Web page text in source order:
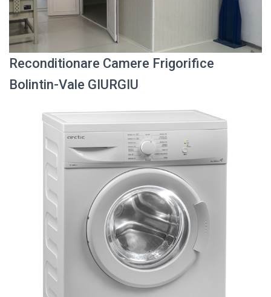
Reconditionare Camere Frigorifice
Bolintin-Vale GIURGIU